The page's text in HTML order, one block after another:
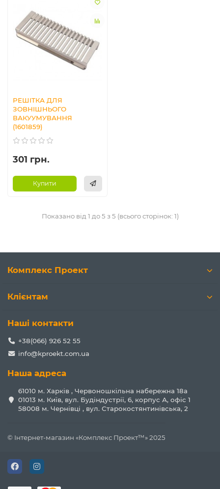
РЕШІТКА ДЛЯ
ЗОВНІШНЬОГО
ВАКУУМУВАННЯ
(1601859)
301 грн.
Купити
Показано від 1 до 5 з 5 (всього сторінок: 1)
Комплекс Проект
Клієнтам
Наші контакти
+38(066) 926 52 55
info@kproekt.com.ua
Наша адреса
61010 м. Харків , Червоношкільна набережна 18а
01013 м. Київ, вул. Будіндустрії, 6, корпус А, офіс 1
58008 м. Чернівці , вул. Старокостянтинівська, 2
© Інтернет-магазин «Комплекс Проект™» 2025